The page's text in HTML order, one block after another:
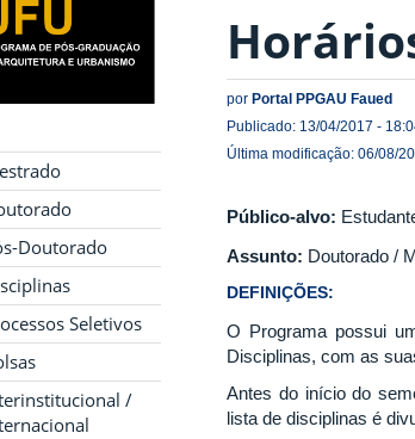
Doutorado
Seletivos
/
por Portal PPGAU Faued
Publicado: 13/04/2017 -
Última modificação: 06/08/
Público-alvo:
Assunto: Doutorado /
DEFINIÇÕES:
O Programa possui
Disciplinas, com as
Antes do início do
lista de disciplinas é